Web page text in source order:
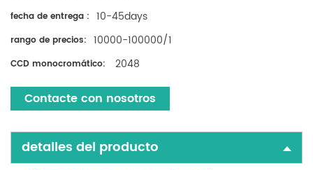
fecha de entrega : 10-45days
rango de precios: 10000-100000/1
CCD monocromático: 2048
Contacte con nosotros
detalles del producto